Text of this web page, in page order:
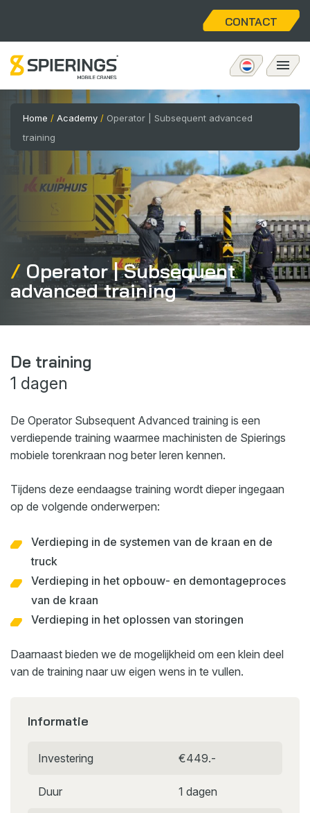
CONTACT
Mobiele torenkraan
eLift
Aftersales
Over ons
Home
Nieuws
Events
My Spierings
General terms and conditions
Home / Academy / Operator | Subsequent advanced
training
Operator | Subsequent
advanced training
De training
1 dagen
De Operator Subsequent Advanced training is een
verdiepende training waarmee machinisten de Spierings
mobiele torenkraan nog beter leren kennen.
Tijdens deze eendaagse training wordt dieper ingegaan
op de volgende onderwerpen:
Verdieping in de systemen van de kraan en de
truck
Verdieping in het opbouw- en demontageproces
van de kraan
Verdieping in het oplossen van storingen
Daarnaast bieden we de mogelijkheid om een klein deel
van de training naar uw eigen wens in te vullen.
Informatie
Investering €449.-
Duur 1 dagen